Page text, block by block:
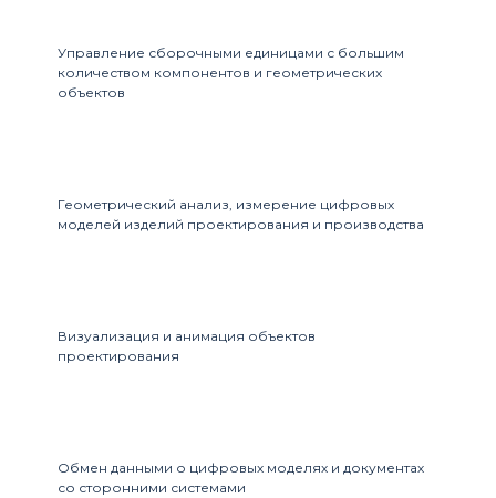
Управление сборочными единицами с большим
количеством компонентов и геометрических
объектов
Геометрический анализ, измерение цифровых
моделей изделий проектирования и производства
Визуализация и анимация объектов
проектирования
Обмен данными о цифровых моделях и документах
со сторонними системами